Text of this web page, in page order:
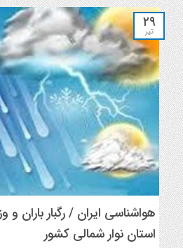
۲۹
تیر
استان نوار شمالی کشور